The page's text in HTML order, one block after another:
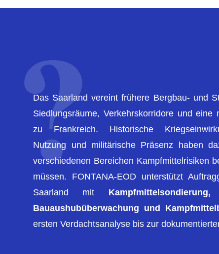
Das Saarland vereint frühere Bergbau- und
Siedlungsräume, Verkehrskorridore und eine
zu Frankreich. Historische
Nutzung und militärische Präsenz haben
verschiedenen Bereichen Kampfmittelrisiken
müssen. FONTANA-EOD unterstützt
Saarland mit
Bauaushubüberwachung und
ersten Verdachtsanalyse bis zur